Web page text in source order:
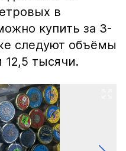
в
купить за 3-
следуют объёмы
тысячи.